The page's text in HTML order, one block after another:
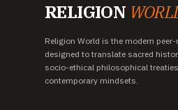
RELIGION
Religion World is the modern
designed to translate sacred
socio-ethical philosophical
contemporary mindsets.